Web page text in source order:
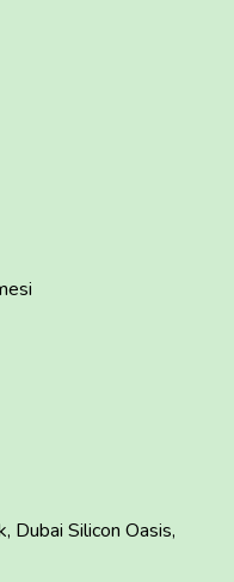
Dubai Silicon Oasis,